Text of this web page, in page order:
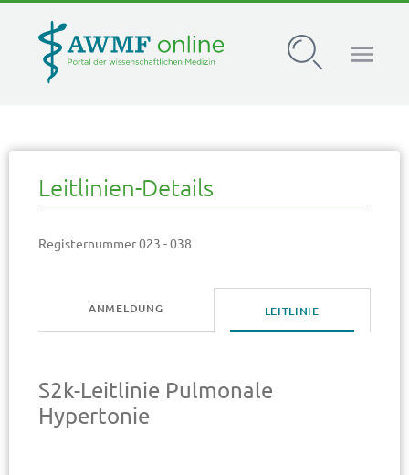
Leitlinien-Details
Registernummer 023 - 038
ANMELDUNG LEITLINIE
S2k-Leitlinie Pulmonale
Hypertonie